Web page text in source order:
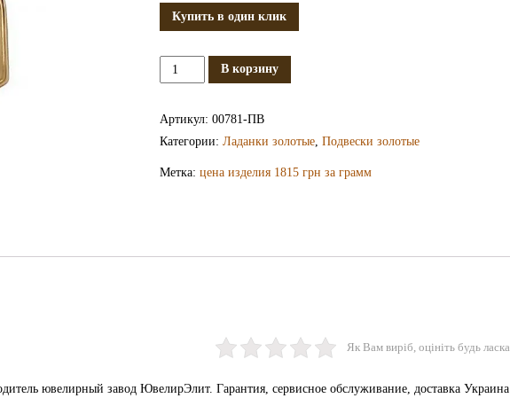
Купить в один клик
Количество
Золотая
В корзину
Артикул: 00781-ПВ
Категории: Ладанки золотые, Подвески золотые
Метка: цена изделия 1815 грн за грамм
Як Вам виріб, оцініть будь ласка
ювелирный завод ЮвелирЭлит. Гарантия, сервисное обслуживание, доставка Украина